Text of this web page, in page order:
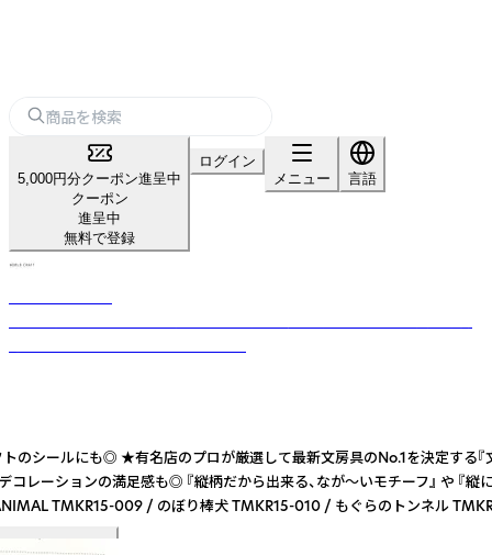
5,000円分クーポン進呈中
クーポン
進呈中
無料で登録
ログイン
メニュー
言語
ールにも◎ ★有名店のプロが厳選して最新文房具のNo.1を決
も◎ 『縦柄だから出来る、なが〜いモチーフ』 や 『縦にデ
TMKR15-009 / のぼり棒犬 TMKR15-010 / もぐらのトンネル